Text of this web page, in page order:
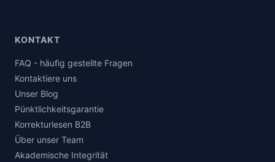
KONTAKT
FAQ - häufig gestellte Fragen
Kontaktiere uns
Unser Blog
Pünktlichkeitsgarantie
Korrekturlesen B2B
Über unser Team
Akademische Integrität